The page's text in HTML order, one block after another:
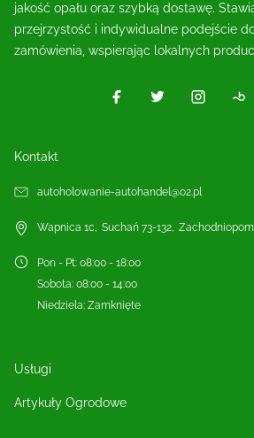
jakość opału oraz szybką dostawę.
przejrzystość i indywidualne podejście
zamówienia, wspierając lokalnych
Kontakt
autoholowanie-autohandel@o2.pl
Wapnica 1c, Suchań 73-132,
Pon - Pt: 08:00 - 18:00
Sobota: 08:00 - 14:00
Niedziela: Zamknięte
Usługi
Artykuły Ogrodowe